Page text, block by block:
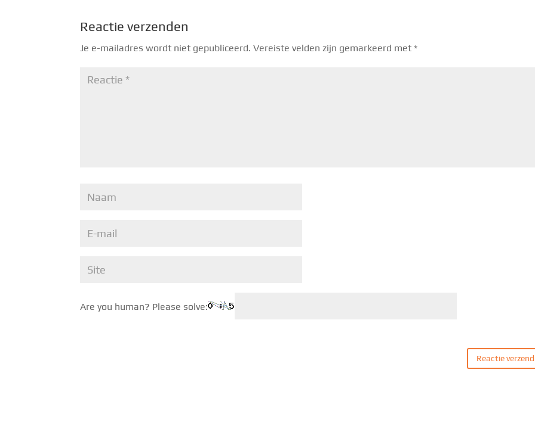
Reactie verzenden
Je e-mailadres wordt niet gepubliceerd. Vereiste velden zijn gemarkeerd met*
Are you human? Please solve: